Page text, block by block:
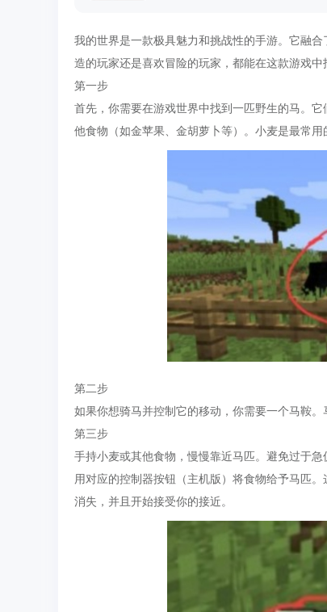
我的世界是一款极具魅力和挑战性的手游。它融
造的玩家还是喜欢冒险的玩家，都能在这款游戏
第一步
首先，你需要在游戏世界中找到一匹野生的马。
他食物（如金苹果、金胡萝卜等）。小麦是最常
第二步
如果你想骑马并控制它的移动，你需要一个马鞍
第三步
手持小麦或其他食物，慢慢靠近马匹。避免过于
用对应的控制器按钮（主机版）将食物给予马匹
消失，并且开始接受你的接近。